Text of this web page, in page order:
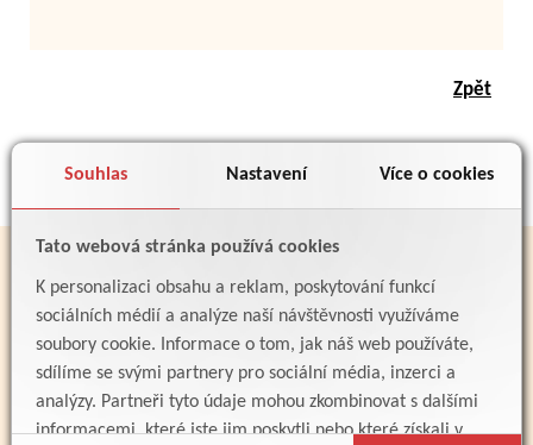
Souhlas Nastavení Více o cookies
Tato webová stránka používá cookies
K personalizaci obsahu a reklam, poskytování funkcí
sociálních médií a analýze naší návštěvnosti využíváme
soubory cookie. Informace o tom, jak náš web používáte,
sdílíme se svými partnery pro sociální média, inzerci a
analýzy. Partneři tyto údaje mohou zkombinovat s dalšími
informacemi, které jste jim poskytli nebo které získali v
Zpět